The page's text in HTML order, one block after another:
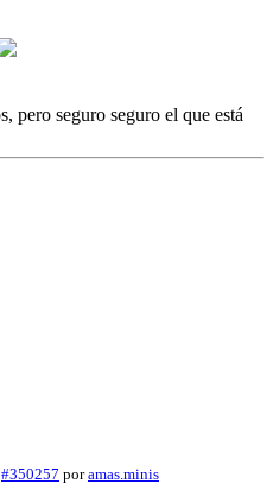
pero seguro seguro el que está
#350257 poramas.minis